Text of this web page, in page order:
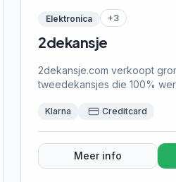
afrekenen. Marskramer
prijzen en een verrassend
wisselt — ideaal voor wie op
Elektronica +3
2dekansje
2dekansje.com verkoopt
tweedekansjes die 100%
Riverty.
Klarna Creditcard
Meer info